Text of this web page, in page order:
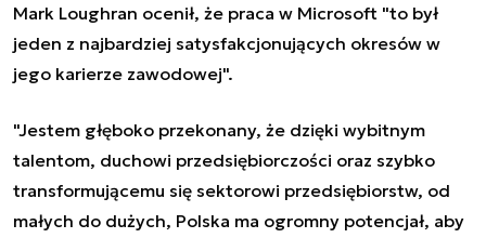
Mark Loughran ocenił, że praca w Microsoft "to był
jeden z najbardziej satysfakcjonujących okresów w
jego karierze zawodowej".
"Jestem głęboko przekonany, że dzięki wybitnym
talentom, duchowi przedsiębiorczości oraz szybko
transformującemu się sektorowi przedsiębiorstw, od
małych do dużych, Polska ma ogromny potencjał, aby